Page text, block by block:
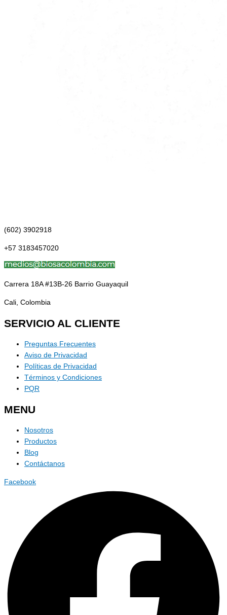
(602) 3902918
+57 3183457020
Carrera 18A #13B-26 Barrio Guayaquil
Cali, Colombia
SERVICIO AL CLIENTE
Preguntas Frecuentes
Aviso de Privacidad
Políticas de Privacidad
Términos y Condiciones
PQR
MENU
Nosotros
Productos
Blog
Contáctanos
Facebook